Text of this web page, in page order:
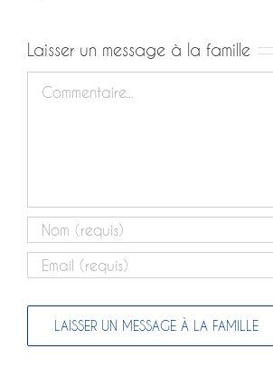
Laisser un message à la famille